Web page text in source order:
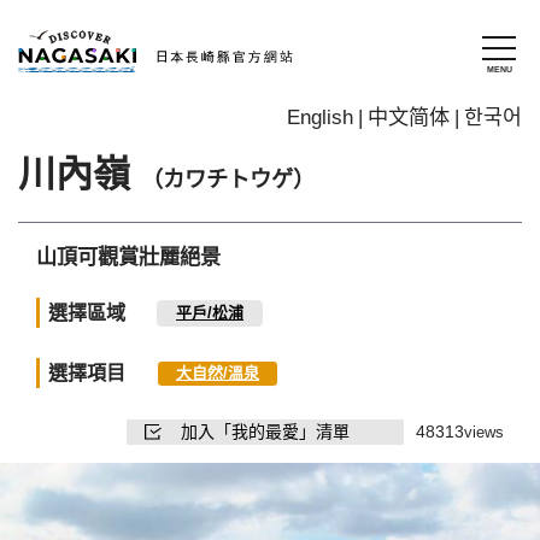
English 中文简体 한국어
川內嶺 （カワチトウゲ）
山頂可觀賞壯麗絕景
選擇區域 平戶/松浦
選擇項目 大自然/溫泉
加入「我的最愛」清單 48313views